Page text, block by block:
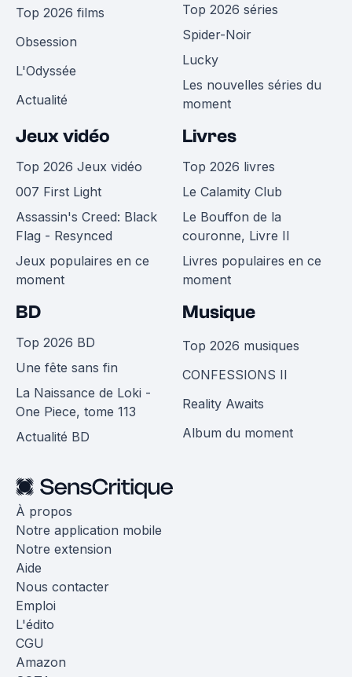
Top 2026 films
Obsession
L'Odyssée
Actualité
Top 2026 séries
Spider-Noir
Lucky
Les nouvelles séries du
moment
Jeux vidéo
Top 2026 Jeux vidéo
007 First Light
Assassin's Creed: Black
Flag - Resynced
Jeux populaires en ce
moment
Livres
Top 2026 livres
Le Calamity Club
Le Bouffon de la
couronne, Livre II
Livres populaires en ce
moment
BD
Top 2026 BD
Une fête sans fin
La Naissance de Loki -
One Piece, tome 113
Actualité BD
Musique
Top 2026 musiques
CONFESSIONS II
Reality Awaits
Album du moment
À propos
Notre application mobile
Notre extension
Aide
Nous contacter
Emploi
L'édito
CGU
Amazon